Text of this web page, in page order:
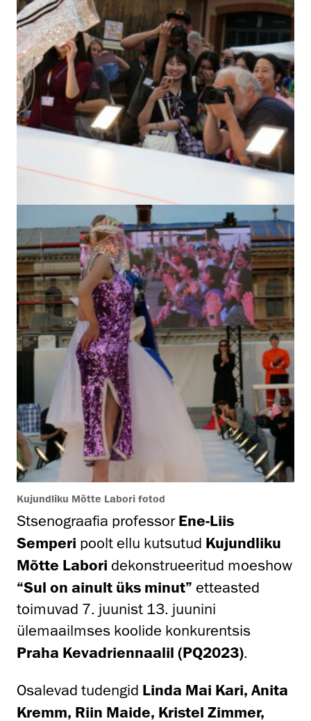
Kujundliku Mõtte Labori fotod
Stsenograafia professor Ene-Liis
Semperi poolt ellu kutsutud Kujundliku
Mõtte Labori dekonstrueeritud moeshow
“Sul on ainult üks minut” etteasted
toimuvad 7. juunist 13. juunini
ülemaailmses koolide konkurentsis
Praha Kevadriennaalil (PQ2023).
Osalevad tudengid Linda Mai Kari, Anita
Kremm, Riin Maide, Kristel Zimmer,